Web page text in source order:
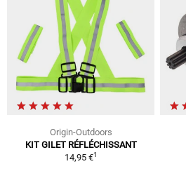
Origin-Outdoors
KIT GILET RÉFLÉCHISSANT
14,95 €1